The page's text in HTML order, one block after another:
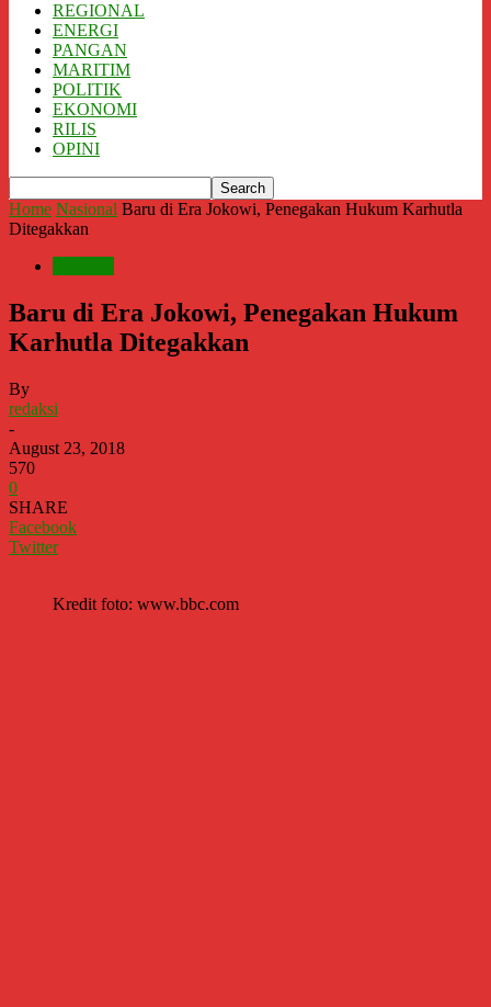
REGIONAL
ENERGI
PANGAN
MARITIM
POLITIK
EKONOMI
RILIS
OPINI
Home Nasional Baru di Era Jokowi, Penegakan Hukum Karhutla
Ditegakkan
Baru di Era Jokowi, Penegakan Hukum
Karhutla Ditegakkan
By
redaksi
-
August 23, 2018
570
0
SHARE
Facebook
Twitter
Kredit foto: www.bbc.com